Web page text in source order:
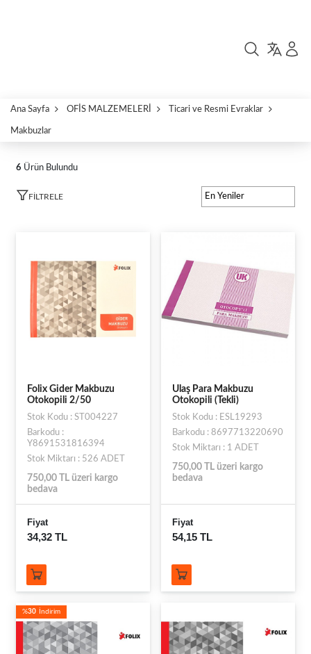
Ana Sayfa OFİS MALZEMELERİ Ticari ve Resmi Evraklar
Makbuzlar
6 Ürün Bulundu
FILTRELE
Folix Gider Makbuzu
Otokopili 2/50
Stok Kodu : ST004227
Barkodu :
Y8691531816394
Stok Miktarı : 526 ADET
750,00 TL üzeri kargo
bedava
Fiyat
34,32 TL
Ulaş Para Makbuzu
Otokopili (Tekli)
Stok Kodu : ESL19293
Barkodu : 8697713220690
Stok Miktarı : 1 ADET
750,00 TL üzeri kargo
bedava
Fiyat
54,15 TL
%30 İndirim